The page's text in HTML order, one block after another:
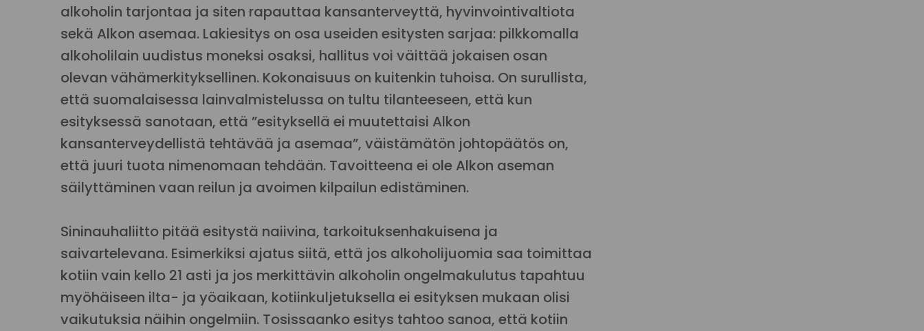
alkoholin tarjontaa ja siten rapauttaa kansanterveyttä, hyvinvointivaltiota
sekä Alkon asemaa. Lakiesitys on osa useiden esitysten sarjaa: pilkkomalla
alkoholilain uudistus moneksi osaksi, hallitus voi väittää jokaisen osan
olevan vähämerkityksellinen. Kokonaisuus on kuitenkin tuhoisa. On surullista,
että suomalaisessa lainvalmistelussa on tultu tilanteeseen, että kun
esityksessä sanotaan, että ”esityksellä ei muutettaisi Alkon
kansanterveydellistä tehtävää ja asemaa”, väistämätön johtopäätös on,
että juuri tuota nimenomaan tehdään. Tavoitteena ei ole Alkon aseman
säilyttäminen vaan reilun ja avoimen kilpailun edistäminen.
Sininauhaliitto pitää esitystä naiivina, tarkoituksenhakuisena ja
saivartelevana. Esimerkiksi ajatus siitä, että jos alkoholijuomia saa toimittaa
kotiin vain kello 21 asti ja jos merkittävin alkoholin ongelmakulutus tapahtuu
myöhäiseen ilta- ja yöaikaan, kotiinkuljetuksella ei esityksen mukaan olisi
vaikutuksia näihin ongelmiin. Tosissaanko esitys tahtoo sanoa, että kotiin